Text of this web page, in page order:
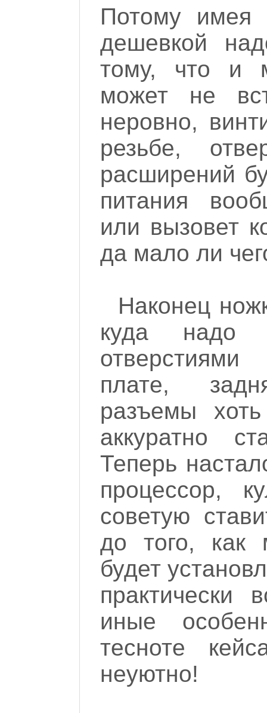
Потому имея
дешевкой
тому, что и
может не
неровно,
резьбе,
расширений
питания
или вызовет
да мало ли
Наконец
куда надо
плате,
разъемы
аккуратно
Теперь
процессор,
советую
до того, как
будет
иные
тесноте
неуютно!